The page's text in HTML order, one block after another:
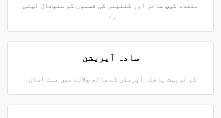
متعدد کیپ سائز اور کنٹینر کی قسموں کو سنبھال لیتی
ہے۔
سادہ آپریشن
کم تربیت یافتہ آپریٹر کے ساتھ چلانے میں بہت آسان۔